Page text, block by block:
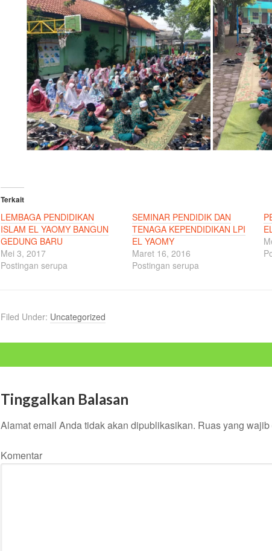
Terkait
LEMBAGA PENDIDIKAN
ISLAM EL YAOMY BANGUN
GEDUNG BARU
Mei 3, 2017
Postingan serupa
SEMINAR PENDIDIK DAN
TENAGA KEPENDIDIKAN LPI
EL YAOMY
Maret 16, 2016
Postingan serupa
Filed Under: Uncategorized
Tinggalkan Balasan
Alamat email Anda tidak akan dipublikasikan. Ruas yang
Komentar